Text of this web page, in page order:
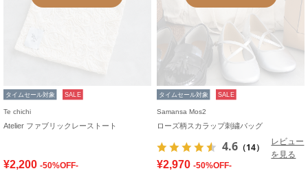
タイムセール対象 SALE
Te chichi
Atelier ファブリックレーストート
¥2,200 -50%OFF-
タイムセール対象 SALE
Samansa Mos2
ローズ柄スカラップ刺繍バッグ
4.6 （14）
レビュー
を見る
¥2,970 -50%OFF-